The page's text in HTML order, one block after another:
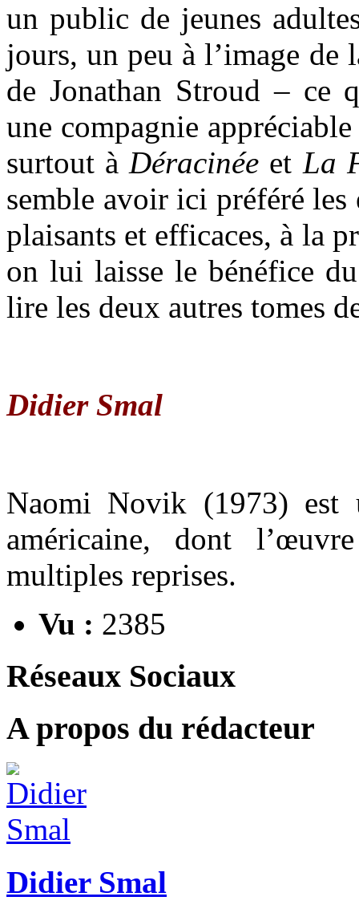
un public de jeunes
jours, un peu à l’image de
de Jonathan Stroud – ce
une compagnie
surtout àDéracinée et La
semble avoir ici préféré les
plaisants et efficaces, à la
on lui laisse le bénéfice
lire les deux autres tomes
Didier Smal
Naomi Novik (1973) est
américaine, dont
multiples reprises.
Vu : 2385
Réseaux Sociaux
A propos du rédacteur
Didier Smal